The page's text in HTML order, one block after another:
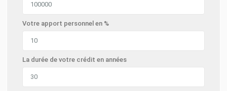
Votre apport personnel en %
La durée de votre crédit en années